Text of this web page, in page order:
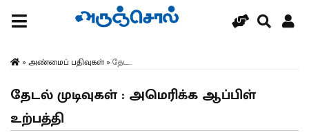
» அண்மைப் பதிவுகள்» தேட...
தேடல் முடிவுகள் : அமெரிக்க ஆப்பிள்
உற்பத்தி